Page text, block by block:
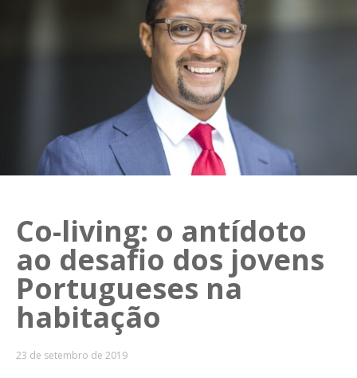
Co-living: o antídoto
ao desafio dos jovens
Portugueses na
habitação
23 de setembro de 2019